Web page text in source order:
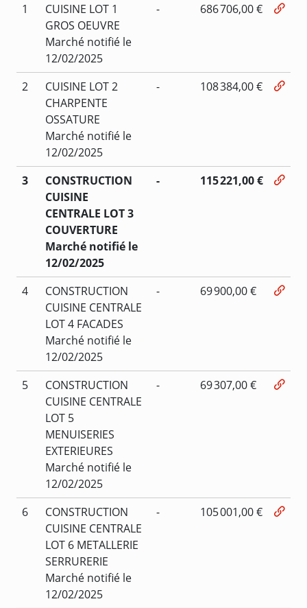
1
CUISINE LOT 1
GROS OEUVRE
Marché notifié le
12/02/2025
- 686 706,00 €
2
CUISINE LOT 2
CHARPENTE
OSSATURE
Marché notifié le
12/02/2025
- 108 384,00 €
3
CONSTRUCTION
CUISINE
CENTRALE LOT 3
COUVERTURE
Marché notifié le
12/02/2025
- 115 221,00 €
4
CONSTRUCTION
CUISINE CENTRALE
LOT 4 FACADES
Marché notifié le
12/02/2025
- 69 900,00 €
5
CONSTRUCTION
CUISINE CENTRALE
LOT 5
MENUISERIES
EXTERIEURES
Marché notifié le
12/02/2025
- 69 307,00 €
6
CONSTRUCTION
CUISINE CENTRALE
LOT 6 METALLERIE
SERRURERIE
Marché notifié le
12/02/2025
- 105 001,00 €